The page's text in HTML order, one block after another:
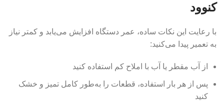
کنوود
با رعایت این نکات ساده، عمر دستگاه افزایش می‌یابد و کمتر نیاز
به تعمیر پیدا می‌کنید:
از آب مقطر یا آب با املاح کم استفاده کنید
پس از هر بار استفاده، قطعات را به‌طور کامل تمیز و خشک
کنید